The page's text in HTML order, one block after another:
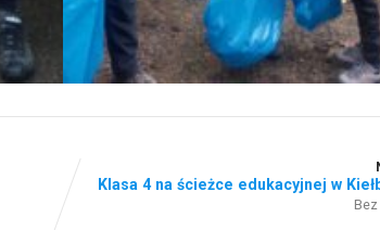
Klasa 4 na ścieżce edukacyjnej w